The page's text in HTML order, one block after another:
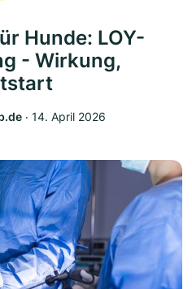
Hunde: LOY-
- Wirkung,
‧ 14. April 2026